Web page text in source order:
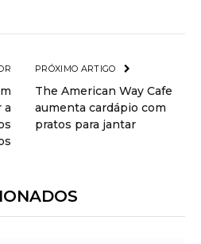
a
PRÓXIMO ARTIGO
The American Way Cafe
aumenta cardápio com
pratos para jantar